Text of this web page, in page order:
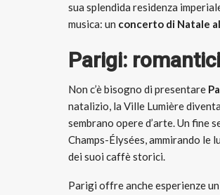
sua splendida residenza
musica: un concerto di Natale
Parigi:
Non c’è bisogno di presentare
natalizio, la Ville Lumière
sembrano opere d’arte. Un fine
Champs-Élysées, ammirando le
dei suoi caffè storici.
Parigi offre anche esperienze